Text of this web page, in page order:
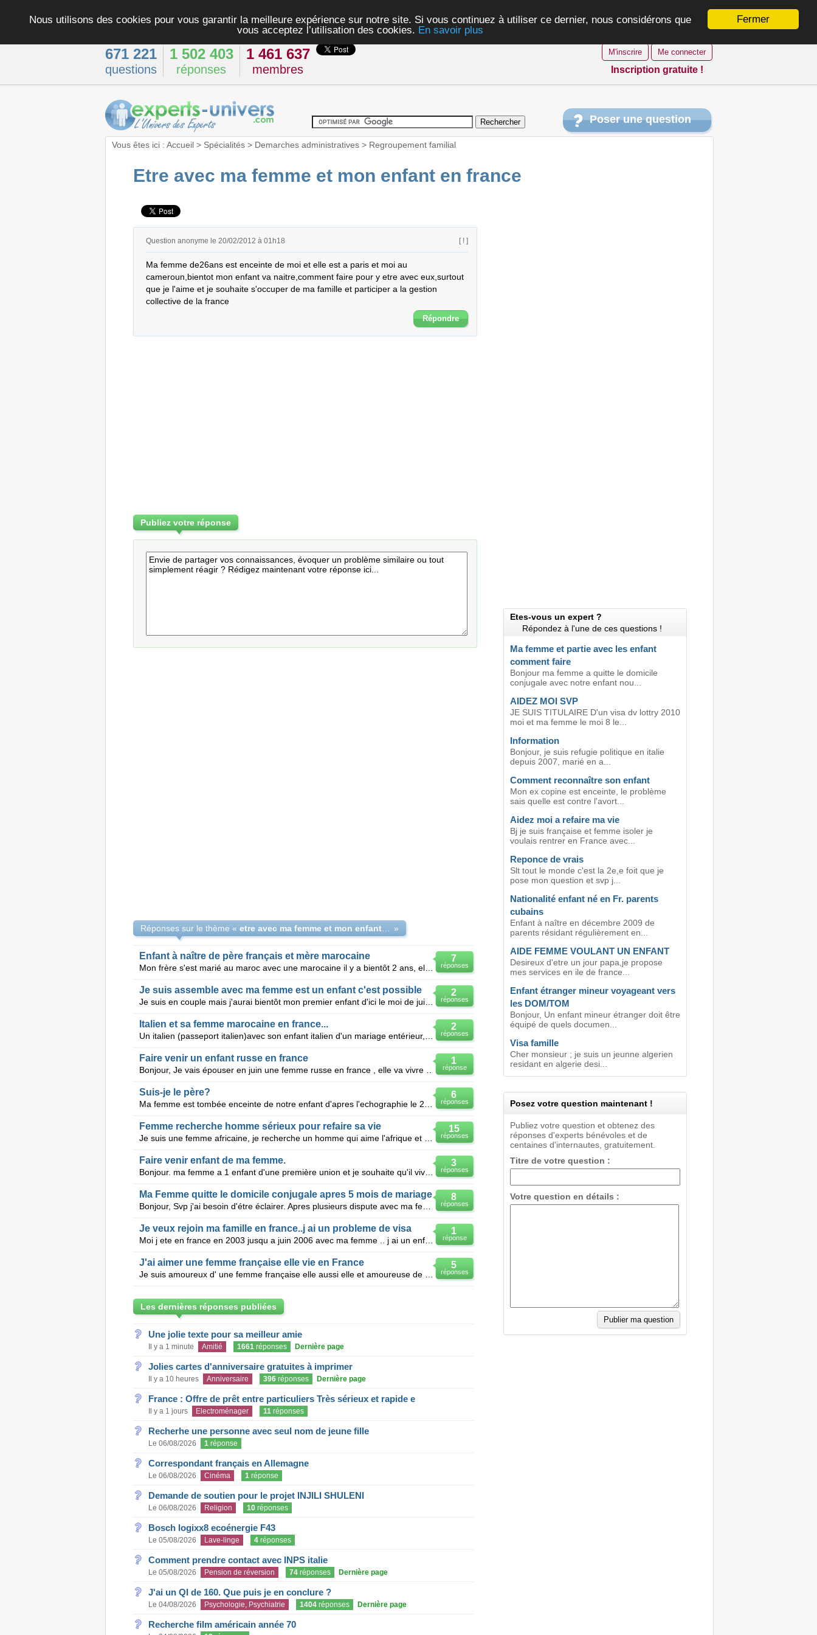
Fermer
Nous utilisons des cookies pour vous garantir la meilleure expérience sur notre site. Si vous continuez à utiliser ce dernier, nous considérons que
vous acceptez l’utilisation des cookies. En savoir plus
671 221
questions
1 502 403
réponses
1 461 637
membres
M'inscrire Me connecter
Inscription gratuite !
Poser une question
Vous êtes ici : Accueil> Spécialités> Demarches administratives> Regroupement familial
Etre avec ma femme et mon enfant en france
Question anonyme le 20/02/2012 à 01h18 [ ! ]
Ma femme de26ans est enceinte de moi et elle est a paris et moi au
cameroun,bientot mon enfant va naitre,comment faire pour y etre avec eux,surtout
que je l'aime et je souhaite s'occuper de ma famille et participer a la gestion
collective de la france
Répondre
Publiez votre réponse
Réponses sur le thème « etre avec ma femme et mon enfant en france »
7
réponses
Enfant à naître de père français et mère marocaine
Mon frère s'est marié au maroc avec une marocaine il y a bientôt 2 ans, elle est venu en france vivr
2
réponses
Je suis assemble avec ma femme est un enfant c'est possible
Je suis en couple mais j'aurai bientôt mon premier enfant d'ici le moi de juillet prochain alor que
2
réponses
Italien et sa femme marocaine en france...
1
réponse
Faire venir un enfant russe en france
6
réponses
Suis-je le père?
15
réponses
Femme recherche homme sérieux pour refaire sa vie
3
réponses
Faire venir enfant de ma femme.
Bonjour. ma femme a 1 enfant d'une première union et je souhaite qu'il vive avec nous en France, co
8
réponses
Ma Femme quitte le domicile conjugale apres 5 mois de mariage.
Bonjour, Svp j'ai besoin d'étre éclairer. Apres plusieurs dispute avec ma femme au sujet de la f
1
réponse
Je veux rejoin ma famille en france..j ai un probleme de visa
Moi j ete en france en 2003 jusqu a juin 2006 avec ma femme .. j ai un enfant né en france 2
5
réponses
J'ai aimer une femme française elle vie en France
Les dernières réponses publiées
Une jolie texte pour sa meilleur amie
Il y a 1 minute Amitié 1661réponses Dernière page
Jolies cartes d'anniversaire gratuites à imprimer
Il y a 10 heures Anniversaire 396réponses Dernière page
France : Offre de prêt entre particuliers Très sérieux et rapide e
Il y a 1 jours Electroménager 11réponses
Recherhe une personne avec seul nom de jeune fille
Le 06/08/2026 1réponse
Correspondant français en Allemagne
Le 06/08/2026 Cinéma 1réponse
Demande de soutien pour le projet INJILI SHULENI
Le 06/08/2026 Religion 10réponses
Bosch logixx8 ecoénergie F43
Le 05/08/2026 Lave-linge 4réponses
Comment prendre contact avec INPS italie
Le 05/08/2026 Pension de réversion 74réponses Dernière page
J'ai un QI de 160. Que puis je en conclure ?
Le 04/08/2026 Psychologie, Psychiatrie 1404réponses Dernière page
Recherche film américain année 70
Etes-vous un expert ?
Répondez à l'une de ces questions !
Ma femme et partie avec les enfant
comment faire
Bonjour ma femme a quitte le domicile
conjugale avec notre enfant nou...
AIDEZ MOI SVP
JE SUIS TITULAIRE D'un visa dv lottry 2010
moi et ma femme le moi 8 le...
Information
Bonjour, je suis refugie politique en italie
depuis 2007, marié en a...
Comment reconnaître son enfant
Mon ex copine est enceinte, le problème
sais quelle est contre l'avort...
Aidez moi a refaire ma vie
Bj je suis française et femme isoler je
voulais rentrer en France avec...
Reponce de vrais
Slt tout le monde c'est la 2e,e foit que je
pose mon question et svp j...
Nationalité enfant né en Fr. parents
cubains
Enfant à naître en décembre 2009 de
parents résidant régulièrement en...
AIDE FEMME VOULANT UN ENFANT
Desireux d'etre un jour papa,je propose
mes services en ile de france...
Enfant étranger mineur voyageant vers
les DOM/TOM
Bonjour, Un enfant mineur étranger doit être
équipé de quels documen...
Visa famille
Cher monsieur ; je suis un jeunne algerien
residant en algerie desi...
Posez votre question maintenant !
Publiez votre question et obtenez des
réponses d'experts bénévoles et de
centaines d'internautes, gratuitement.
Titre de votre question :
Votre question en détails :